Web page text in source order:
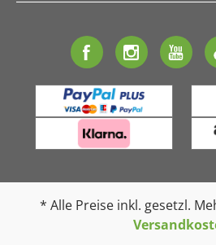
* Alle Preise inkl. gesetzl.